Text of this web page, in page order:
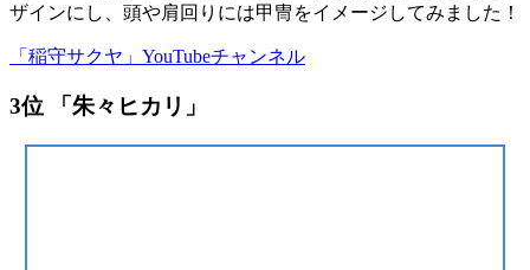
ザインにし、頭や肩回りには甲冑をイメージしてみました！
「稲守サクヤ」YouTubeチャンネル
3位 「朱々ヒカリ」